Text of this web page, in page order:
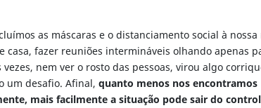
as máscaras e o distanciamento social à
casa, fazer reuniões intermináveis olhando apenas
vezes, nem ver o rosto das pessoas, virou algo
um desafio. Afinal, quanto menos nos encontramos
mais facilmente a situação pode sair do